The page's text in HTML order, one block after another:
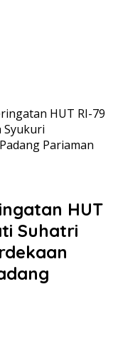
HUT RI-79
Syukuri
Pariaman
HUT
Suhatri